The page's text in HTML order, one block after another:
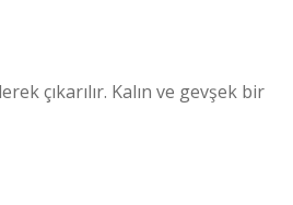
çıkarılır. Kalın ve gevşek bir